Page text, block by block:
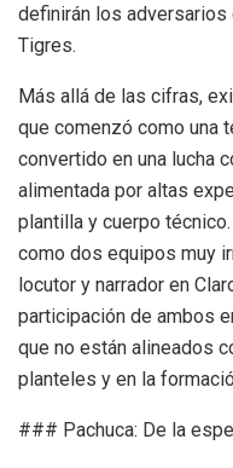
definirán los
Tigres.
Más allá de las cifras,
que comenzó como una
convertido en una lucha
alimentada por altas
plantilla y cuerpo
como dos equipos muy
locutor y narrador en
participación de ambos
que no están alineados
planteles y en la
### Pachuca: De la